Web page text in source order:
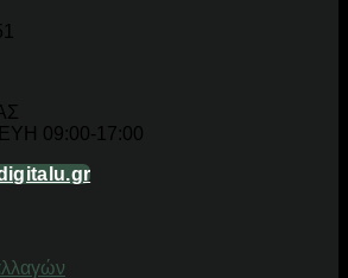
09:00-17:00